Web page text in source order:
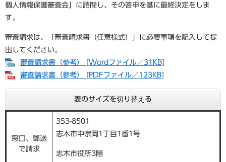
個人情報保護審査会」に諮問し、その答申を基に最終決定をしま
す。
審査請求は、「審査請求書（任意様式）」に必要事項を記入して提
出してください。
審査請求書（参考） [Wordファイル／31KB]
審査請求書（参考） [PDFファイル／123KB]
表のサイズを切り替える
窓口、郵送
で請求
353-8501
志木市中宗岡1丁目1番1号
志木市役所3階